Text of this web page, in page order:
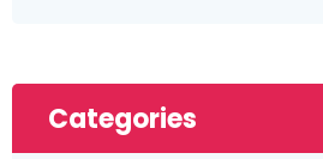
Categories